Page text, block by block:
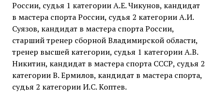
России, судья 1 категории А.Е. Чикунов, кандидат
в мастера спорта России, судья 2 категории А.И.
Суязов, кандидат в мастера спорта России,
старший тренер сборной Владимирской области,
тренер высшей категории, судья 1 категории А.В.
Никитин, кандидат в мастера спорта СССР, судья 2
категории В. Ермилов, кандидат в мастера спорта,
судья 2 категории И.С. Коптев.